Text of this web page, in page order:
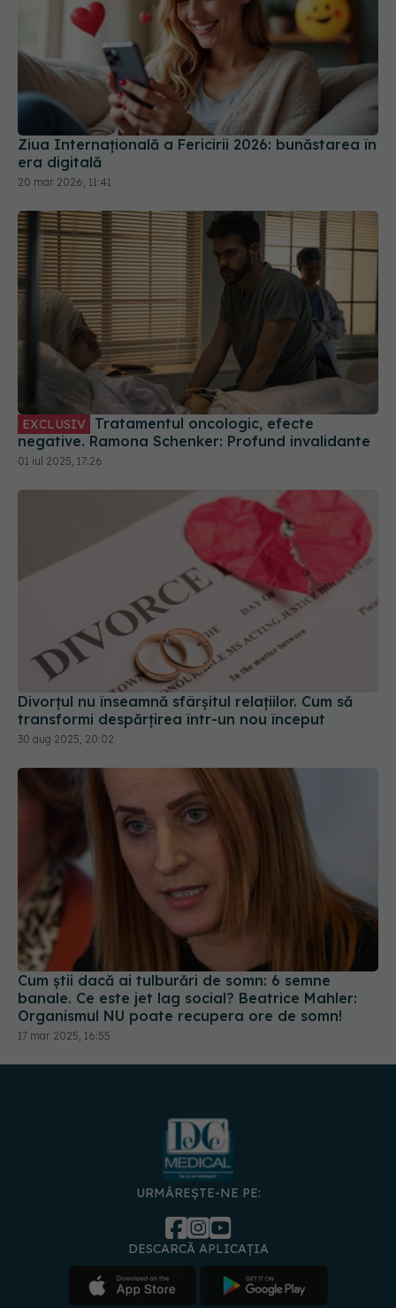
Ziua Internațională a Fericirii 2026: bunăstarea în
era digitală
20 mar 2026, 11:41
EXCLUSIV
negative. Ramona Schenker: Profund invalidante
01 iul 2025, 17:26
Divorțul nu înseamnă sfârșitul relațiilor. Cum să
transformi despărțirea într-un nou început
30 aug 2025, 20:02
Cum știi dacă ai tulburări de somn: 6 semne
banale. Ce este jet lag social? Beatrice Mahler:
Organismul NU poate recupera ore de somn!
17 mar 2025, 16:55
URMĂREȘTE-NE PE:
DESCARCĂ APLICAȚIA